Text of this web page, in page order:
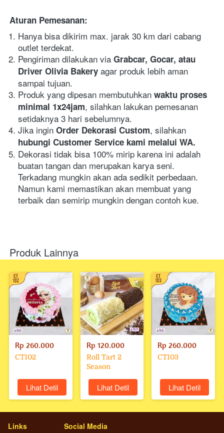
Aturan Pemesanan:
Hanya bisa dikirim max. jarak 30 km dari cabang
outlet terdekat.
Pengiriman dilakukan via Grabcar, Gocar, atau
Driver Olivia Bakery agar produk lebih aman
sampai tujuan.
Produk yang dipesan membutuhkan waktu proses
minimal 1x24jam, silahkan lakukan pemesanan
setidaknya 3 hari sebelumnya.
Jika ingin Order Dekorasi Custom, silahkan
hubungi Customer Service kami melalui WA.
Dekorasi tidak bisa 100% mirip karena ini adalah
buatan tangan dan merupakan karya seni.
Terkadang mungkin akan ada sedikit perbedaan.
Namun kami memastikan akan membuat yang
terbaik dan semirip mungkin dengan contoh kue.
Produk Lainnya
Rp 260.000
CT102
`Lihat Detil
Rp 120.000
Roll Tart 2
Season
`Lihat Detil
Rp 260.000
CT103
`Lihat Detil
Links Social Media